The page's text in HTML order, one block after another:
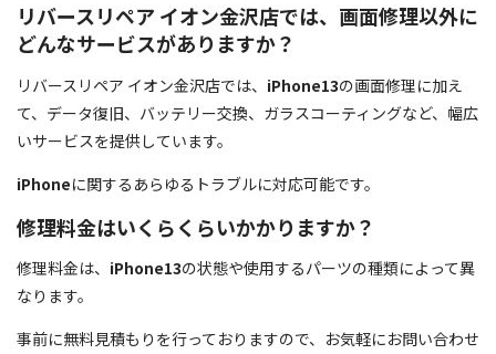
リバースリペア イオン金沢店では、画面修理以外に
どんなサービスがありますか？
リバースリペア イオン金沢店では、 iPhone13の画面修理に加え
て、データ復旧、バッテリー交換、ガラスコーティングなど、幅広
いサービスを提供しています。
iPhoneに関するあらゆるトラブルに対応可能です。
修理料金はいくらくらいかかりますか？
修理料金は、 iPhone13の状態や使用するパーツの種類によって異
なります。
事前に無料見積もりを行っておりますので、お気軽にお問い合わせ